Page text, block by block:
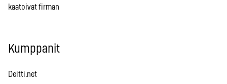
kaatoivat firman
Kumppanit
Deitti.net